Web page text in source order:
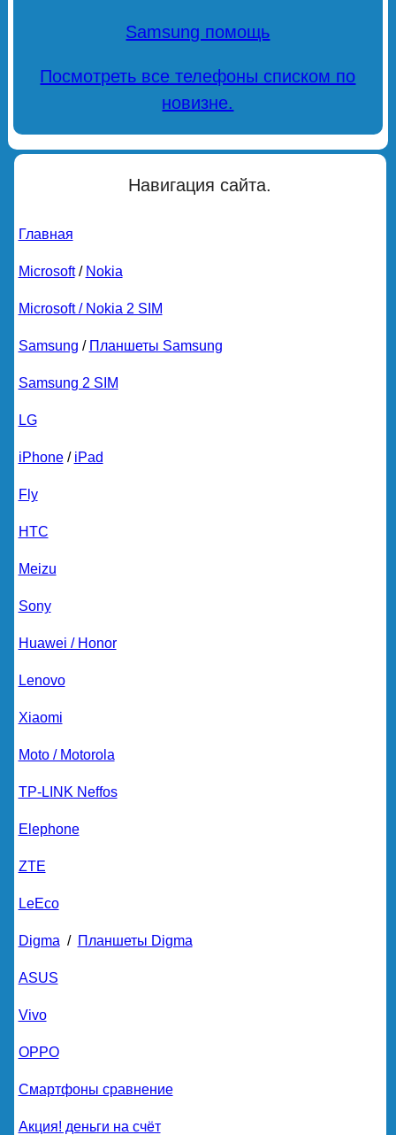
Samsung помощь
Посмотреть все телефоны списком по
новизне.
Навигация сайта.
Главная
Microsoft/ Nokia
Microsoft / Nokia 2 SIM
Samsung / Планшеты Samsung
Samsung 2 SIM
LG
iPhone/ iPad
Fly
HTC
Meizu
Sony
Huawei / Honor
Lenovo
Xiaomi
Moto / Motorola
TP-LINK Neffos
Elephone
ZTE
LeEco
Digma / Планшеты Digma
ASUS
Vivo
OPPO
Смартфоны сравнение
Акция! деньги на счёт